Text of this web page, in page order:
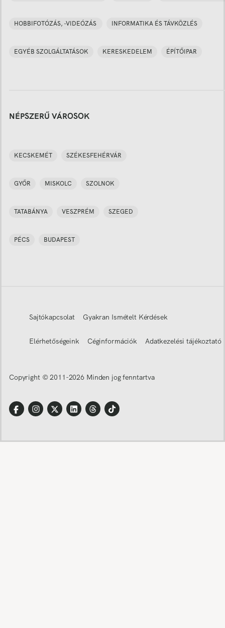
HOBBIFOTÓZÁS, -VIDEÓZÁS INFORMATIKA ÉS TÁVKÖZLÉS
EGYÉB SZOLGÁLTATÁSOK KERESKEDELEM ÉPÍTŐIPAR
NÉPSZERŰ VÁROSOK
KECSKEMÉT SZÉKESFEHÉRVÁR
GYŐR MISKOLC SZOLNOK
TATABÁNYA VESZPRÉM SZEGED
PÉCS BUDAPEST
Sajtókapcsolat Gyakran Ismételt Kérdések
Elérhetőségeink Céginformációk Adatkezelési tájékoztató
Copyright © 2011-2026 Minden jog fenntartva